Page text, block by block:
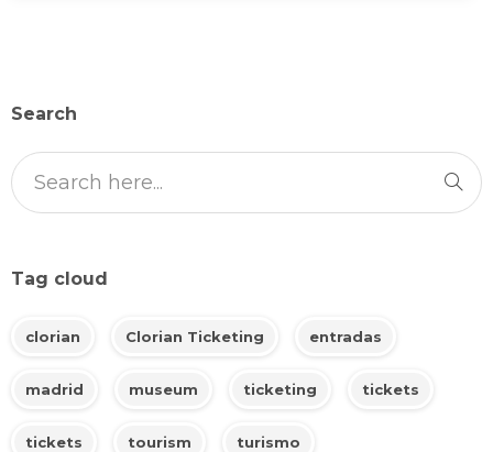
Search
Tag cloud
clorian Clorian Ticketing entradas
madrid museum ticketing tickets
tickets tourism turismo